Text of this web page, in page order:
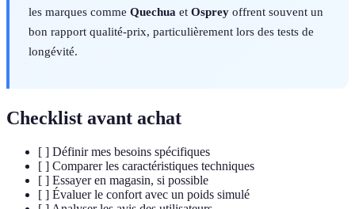
les marques comme Quechua et Osprey offrent souvent un
bon rapport qualité-prix, particulièrement lors des tests de
longévité.
Checklist avant achat
[ ] Définir mes besoins spécifiques
[ ] Comparer les caractéristiques techniques
[ ] Essayer en magasin, si possible
[ ] Évaluer le confort avec un poids simulé